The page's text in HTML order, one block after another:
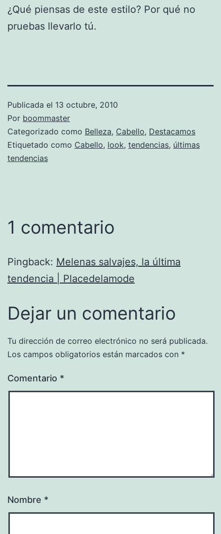
¿Qué piensas de este estilo? Por qué no
pruebas llevarlo tú.
Publicada el 13 octubre, 2010
Por boommaster
Categorizado como Belleza, Cabello, Destacamos
Etiquetado como Cabello, look, tendencias, últimas
tendencias
1 comentario
Pingback: Melenas salvajes, la última
tendencia | Placedelamode
Dejar un comentario
Tu dirección de correo electrónico no será publicada.
Los campos obligatorios están marcados con *
Comentario *
Nombre *